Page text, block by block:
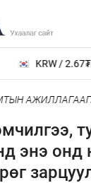
KRW / 2.67₮
энэ